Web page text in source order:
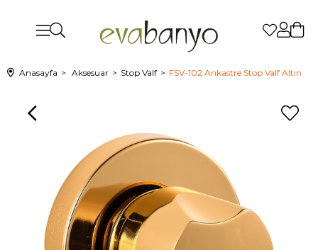
Anasayfa Aksesuar Stop Valf FSV-102 Ankastre Stop Valf Altın